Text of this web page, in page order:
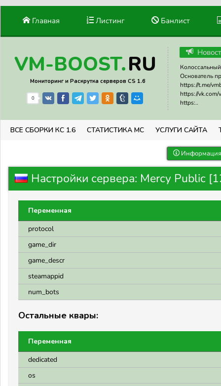
Главная Листинг Банлист
VM-BOOST.RU
Мониторинг и Раскрутка серверов CS 1.6
0
Основатель
https://t.me/
https://vk.com/
https:..
ВСЕ СБОРКИ КС 1.6 СТАТИСТИКА МС УСЛУГИ САЙТА
Настройки сервера: Mercy Public
Переменная
protocol
game_dir
game_descr
steamappid
num_bots
Остальные квары:
Переменная
dedicated
os